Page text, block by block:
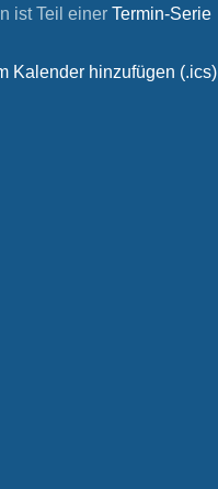
ist Teil einer Termin-Serie
Kalender hinzufügen (.ics)